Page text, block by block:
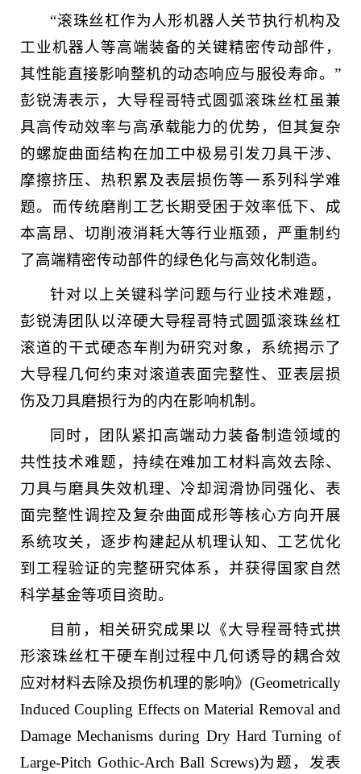
“滚珠丝杠作为人形机器人关节执行机构及
工业机器人等高端装备的关键精密传动部件，
其性能直接影响整机的动态响应与服役寿命。”
彭锐涛表示，大导程哥特式圆弧滚珠丝杠虽兼
具高传动效率与高承载能力的优势，但其复杂
的螺旋曲面结构在加工中极易引发刀具干涉、
摩擦挤压、热积累及表层损伤等一系列科学难
题。而传统磨削工艺长期受困于效率低下、成
本高昂、切削液消耗大等行业瓶颈，严重制约
了高端精密传动部件的绿色化与高效化制造。
针对以上关键科学问题与行业技术难题，
彭锐涛团队以淬硬大导程哥特式圆弧滚珠丝杠
滚道的干式硬态车削为研究对象，系统揭示了
大导程几何约束对滚道表面完整性、亚表层损
伤及刀具磨损行为的内在影响机制。
同时，团队紧扣高端动力装备制造领域的
共性技术难题，持续在难加工材料高效去除、
刀具与磨具失效机理、冷却润滑协同强化、表
面完整性调控及复杂曲面成形等核心方向开展
系统攻关，逐步构建起从机理认知、工艺优化
到工程验证的完整研究体系，并获得国家自然
科学基金等项目资助。
目前，相关研究成果以《大导程哥特式拱
形滚珠丝杠干硬车削过程中几何诱导的耦合效
应对材料去除及损伤机理的影响》(Geometrically
Induced Coupling Effects on Material Removal and
Damage Mechanisms during Dry Hard Turning of
Large-Pitch Gothic-Arch Ball Screws)为题，发表